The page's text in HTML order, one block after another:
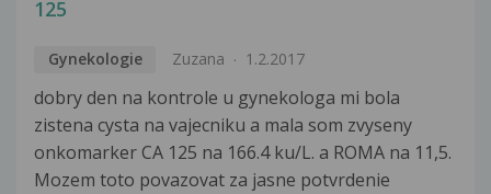
125
Gynekologie Zuzana 1.2.2017
dobry den na kontrole u gynekologa mi bola
zistena cysta na vajecniku a mala som zvyseny
onkomarker CA 125 na 166.4 ku/L. a ROMA na 11,5.
Mozem toto povazovat za jasne potvrdenie